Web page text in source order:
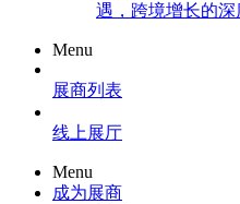
遇，跨境增长的深
Menu
展商列表
线上展厅
Menu
成为展商